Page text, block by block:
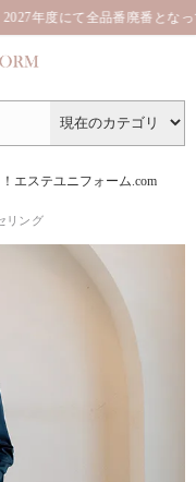
度にて全品番廃番となってお
エステユニフォーム.com
リング